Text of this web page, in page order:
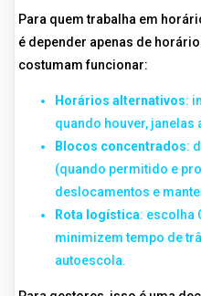
Para quem trabalha em
é depender apenas de
costumam funcionar:
Horários alternativos:
quando houver, janelas
Blocos concentrados:
(quando permitido e
deslocamentos e
Rota logística: escolha
minimizem tempo de
autoescola.